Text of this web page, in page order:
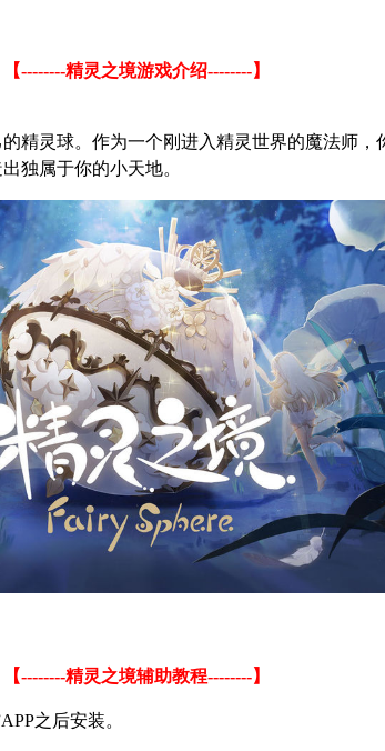
【--------精灵之境游戏介绍--------】
精灵球。作为一个刚进入精灵世界的魔法师
独属于你的小天地。
【--------精灵之境辅助教程--------】
之后安装。